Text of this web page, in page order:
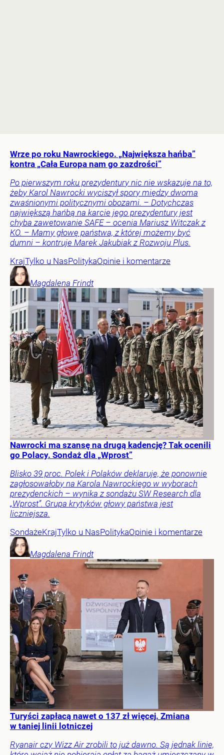
Wrze po roku Nawrockiego. „Największa hańba”
kontra „Cała Europa nam go zazdrości”
Po pierwszym roku prezydentury nic nie wskazuje na to,
żeby Karol Nawrocki wyciszył spory między dwoma
zwaśnionymi politycznymi obozami. – Dotychczas
największą hańbą na karcie jego prezydentury jest
chyba zawetowanie SAFE – ocenia Mariusz Witczak z
KO. – Mamy głowę państwa, z której możemy być
dumni – kontruje Marek Jakubiak z Rozwoju Plus.
KrajTylko u NasPolitykaOpinie i komentarze
Magdalena Frindt
Nawrocki ma szansę na drugą kadencję? Tak ocenili
go Polacy. Sondaż dla „Wprost”
Blisko 39 proc. Polek i Polaków deklaruje, że ponownie
zagłosowałoby na Karola Nawrockiego w wyborach
prezydenckich – wynika z sondażu SW Research dla
„Wprost”. Grupa krytyków głowy państwa jest
liczniejsza.
SondażeKrajTylko u NasPolitykaOpinie i komentarze
Magdalena Frindt
Turyści zapłacą nawet o 137 zł więcej. Zmiana
w taniej linii lotniczej
Ryanair czy Wizz Air zrobili to już dawno. Są jednak linie,